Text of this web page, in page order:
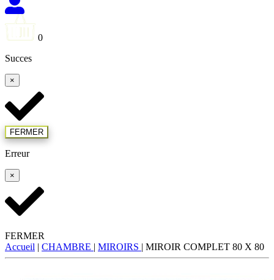
0
Succes
×
FERMER
Erreur
×
FERMER
Accueil | CHAMBRE | MIROIRS | MIROIR COMPLET 80 X 80